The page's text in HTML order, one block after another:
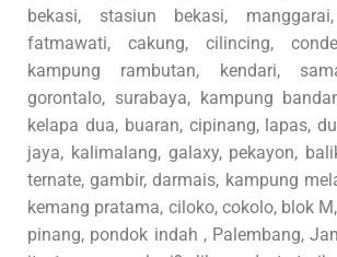
bekasi, stasiun bekasi,
fatmawati, cakung, cilincing,
kampung rambutan, kendari,
gorontalo, surabaya, kampung
kelapa dua, buaran, cipinang, lapas,
jaya, kalimalang, galaxy, pekayon,
ternate, gambir, darmais, kampung
kemang pratama, ciloko, cokolo, blok
pinang, pondok indah , Palembang,